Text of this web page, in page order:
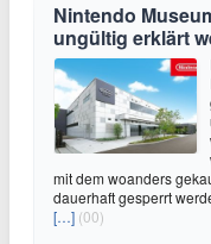
Nintendo
ungültig erklärt
mit dem woanders
dauerhaft gesperrt
[…] (00)